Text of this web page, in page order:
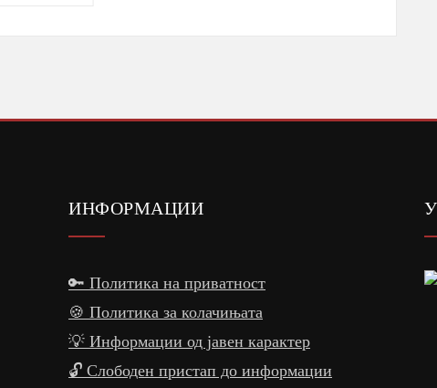
ИНФОРМАЦИИ
🔑 Политика на приватност
🍪 Политика за колачињата
💡 Информации од јавен карактер
🔓 Слободен пристап до информации